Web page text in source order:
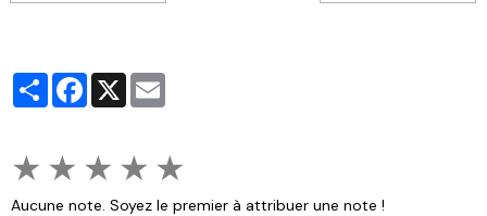
PartagerFacebook
X
★ ★ ★ ★ ★
Aucune note. Soyez le premier à attribuer une note !